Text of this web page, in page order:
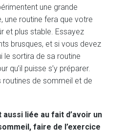
une grande
une routine fera que votre
et plus stable. Essayez
brusques, et si vous devez
le sortira de sa routine
qu’il puisse s’y préparer.
routines de sommeil et de
liée au fait d’avoir un
faire de l’exercice